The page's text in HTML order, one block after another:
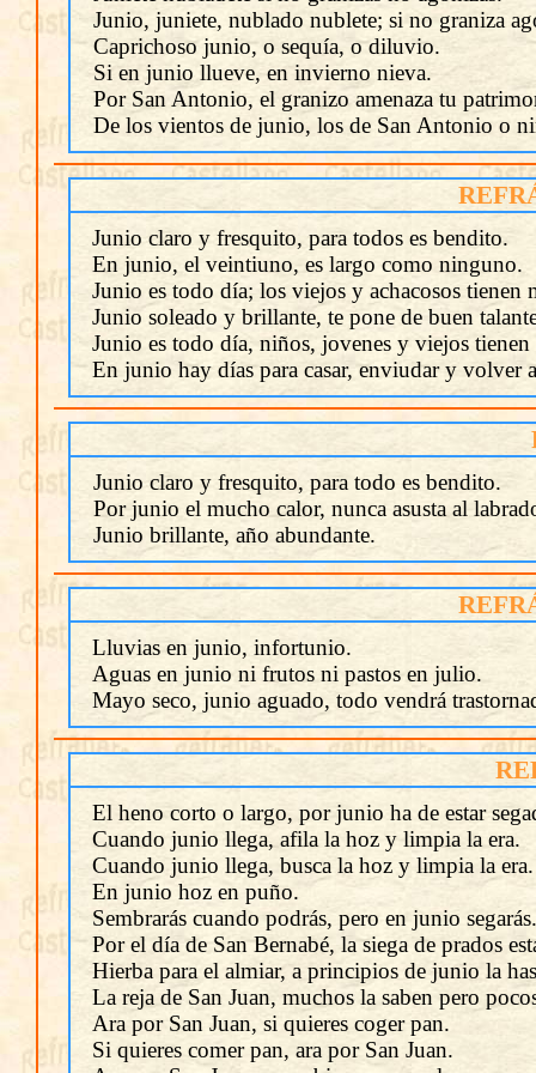
Junio, juniete, nublado nublete; si no graniza
Caprichoso junio, o sequía, o diluvio.
Si en junio llueve, en invierno nieva.
Por San Antonio, el granizo amenaza tu
De los vientos de junio, los de San Antonio o
Junio claro y fresquito, para todos es bendito.
En junio, el veintiuno, es largo como ninguno.
Junio es todo día; los viejos y achacosos tienen
Junio soleado y brillante, te pone de buen
Junio es todo día, niños, jovenes y viejos tienen
En junio hay días para casar, enviudar y volver
Junio claro y fresquito, para todo es bendito.
Por junio el mucho calor, nunca asusta al
Junio brillante, año abundante.
Lluvias en junio, infortunio.
Aguas en junio ni frutos ni pastos en julio.
Mayo seco, junio aguado, todo vendrá
El heno corto o largo, por junio ha de estar
Cuando junio llega, afila la hoz y limpia la era.
Cuando junio llega, busca la hoz y limpia la era.
En junio hoz en puño.
Sembrarás cuando podrás, pero en junio
Por el día de San Bernabé, la siega de prados
Hierba para el almiar, a principios de junio la
La reja de San Juan, muchos la saben pero
Ara por San Juan, si quieres coger pan.
Si quieres comer pan, ara por San Juan.